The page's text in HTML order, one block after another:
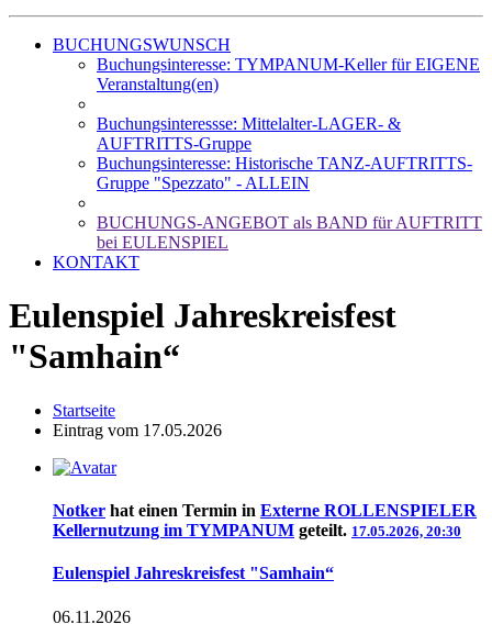
BUCHUNGSWUNSCH
Buchungsinteresse: TYMPANUM-Keller für EIGENE
Veranstaltung(en)
Buchungsinteressse: Mittelalter-LAGER- &
AUFTRITTS-Gruppe
Buchungsinteresse: Historische TANZ-AUFTRITTS-
Gruppe "Spezzato" - ALLEIN
BUCHUNGS-ANGEBOT als BAND für AUFTRITT
bei EULENSPIEL
KONTAKT
Eulenspiel Jahreskreisfest
"Samhain“
Startseite
Eintrag vom 17.05.2026
Notker hat einen Termin in Externe ROLLENSPIELER
Kellernutzung im TYMPANUM geteilt. 17.05.2026, 20:30
Eulenspiel Jahreskreisfest "Samhain“
06.11.2026